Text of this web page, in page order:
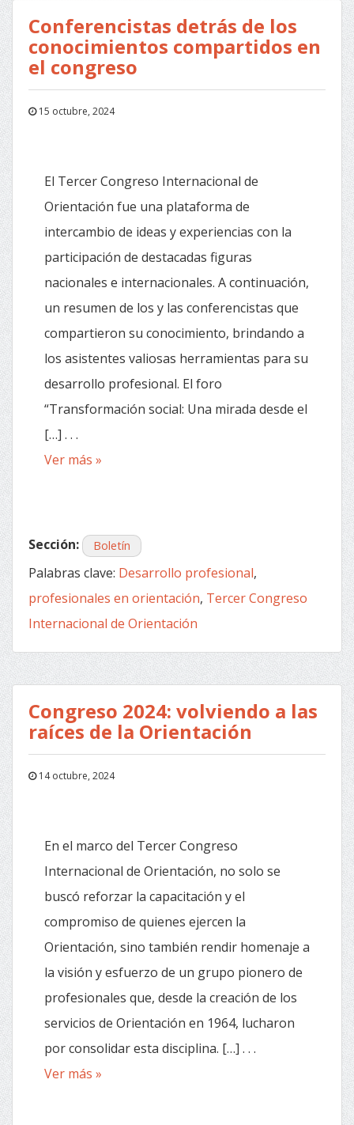
Conferencistas detrás de los
conocimientos compartidos en
el congreso
15 octubre, 2024
El Tercer Congreso Internacional de
Orientación fue una plataforma de
intercambio de ideas y experiencias con la
participación de destacadas figuras
nacionales e internacionales. A continuación,
un resumen de los y las conferencistas que
compartieron su conocimiento, brindando a
los asistentes valiosas herramientas para su
desarrollo profesional. El foro
“Transformación social: Una mirada desde el
[…] . . .
Ver más »
Sección: Boletín
Palabras clave: Desarrollo profesional,
profesionales en orientación, Tercer Congreso
Internacional de Orientación
Congreso 2024: volviendo a las
raíces de la Orientación
14 octubre, 2024
En el marco del Tercer Congreso
Internacional de Orientación, no solo se
buscó reforzar la capacitación y el
compromiso de quienes ejercen la
Orientación, sino también rendir homenaje a
la visión y esfuerzo de un grupo pionero de
profesionales que, desde la creación de los
servicios de Orientación en 1964, lucharon
por consolidar esta disciplina. […] . . .
Ver más »